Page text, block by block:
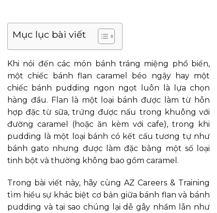
Mục lục bài viết
Khi nói đến các món bánh tráng miệng phổ biến,
một chiếc bánh flan caramel béo ngậy hay một
chiếc bánh pudding ngon ngọt luôn là lựa chọn
hàng đầu. Flan là một loại bánh được làm từ hỗn
hợp đặc từ sữa, trứng được nấu trong khuông với
đường caramel (hoặc ăn kèm với cafe), trong khi
pudding là một loại bánh có kết cấu tương tự như
bánh gato nhưng được làm đặc bằng một số loại
tinh bột và thường không bao gồm caramel.
Trong bài viết này, hãy cùng AZ Careers & Training
tìm hiểu sự khác biệt cơ bản giữa bánh flan và bánh
pudding và tại sao chúng lại dễ gây nhầm lẫn như